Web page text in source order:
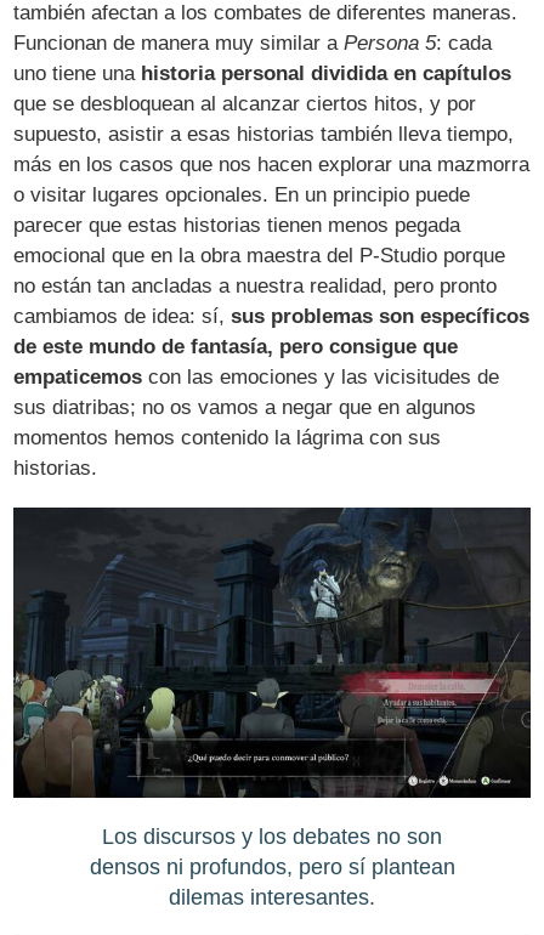
también afectan a los combates de diferentes maneras.
Funcionan de manera muy similar aPersona 5: cada
uno tiene una historia personal dividida en capítulos
que se desbloquean al alcanzar ciertos hitos, y por
supuesto, asistir a esas historias también lleva tiempo,
más en los casos que nos hacen explorar una mazmorra
o visitar lugares opcionales. En un principio puede
parecer que estas historias tienen menos pegada
emocional que en la obra maestra del P-Studio porque
no están tan ancladas a nuestra realidad, pero pronto
cambiamos de idea: sí,sus problemas son específicos
de este mundo de fantasía, pero consigue que
empaticemos con las emociones y las vicisitudes de
sus diatribas; no os vamos a negar que en algunos
momentos hemos contenido la lágrima con sus
historias.
Los discursos y los debates no son
densos ni profundos, pero sí plantean
dilemas interesantes.